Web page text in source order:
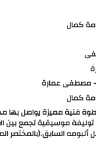
كمال
– مصطفى عمارة
كمال
فنية مميزة يواصل بها
موسيقية تجمع بين
السابق.(بالمختصر